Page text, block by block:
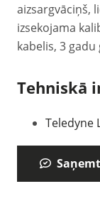
aizsargvāciņš,
izsekojama
kabelis, 3
Tehniskā
Teledyne